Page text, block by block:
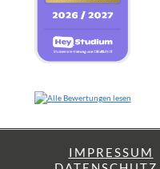
IMPRESSUM